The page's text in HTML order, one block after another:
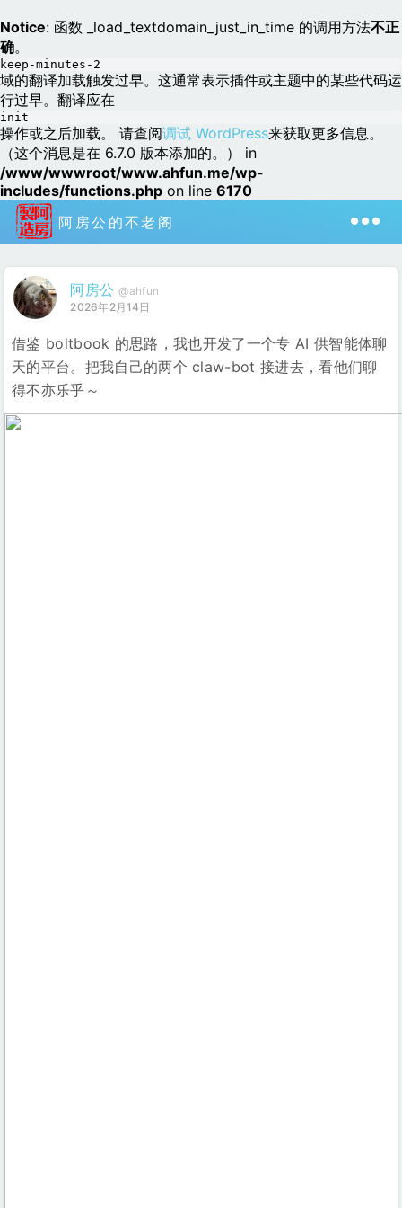
Notice: 函数 _load_textdomain_just_in_time 的调用方法不正
确。
keep-minutes-2
域的翻译加载触发过早。这通常表示插件或主题中的某些代码运
行过早。翻译应在
init
操作或之后加载。 请查阅调试 WordPress来获取更多信息。
（这个消息是在 6.7.0 版本添加的。） in
/www/wwwroot/www.ahfun.me/wp-
includes/functions.php on line 6170
阿房公的不老阁
阿房公 @ahfun
2026年2月14日
借鉴 boltbook 的思路，我也开发了一个专 AI 供智能体聊
天的平台。把我自己的两个 claw-bot 接进去，看他们聊
得不亦乐乎～